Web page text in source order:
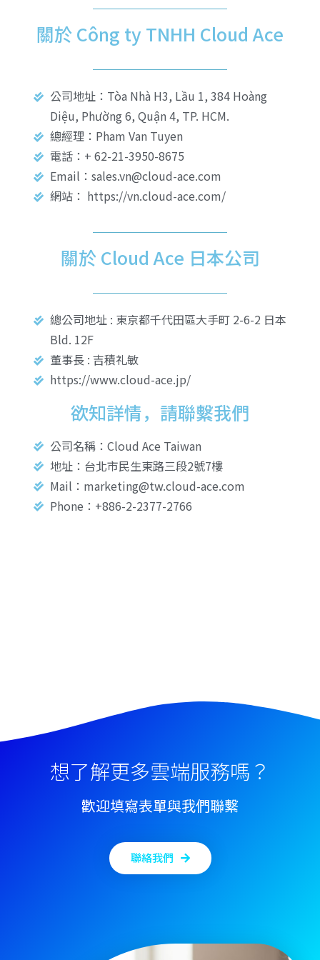
關於 Công ty TNHH Cloud Ace
公司地址：Tòa Nhà H3, Lầu 1, 384 Hoàng
Diệu, Phường 6, Quận 4, TP. HCM.
總經理：Pham Van Tuyen
電話：+ 62-21-3950-8675
Email：sales.vn@cloud-ace.com
網站： https://vn.cloud-ace.com/
關於 Cloud Ace 日本公司
總公司地址 : 東京都千代田區大手町 2-6-2 日本
Bld. 12F
董事長 : 吉積礼敏
https://www.cloud-ace.jp/
欲知詳情，請聯繫我們
公司名稱：Cloud Ace Taiwan
地址：台北市民生東路三段2號7樓
Mail：marketing@tw.cloud-ace.com
Phone：+886-2-2377-2766
想了解更多雲端服務嗎？
歡迎填寫表單與我們聯繫
聯絡我們